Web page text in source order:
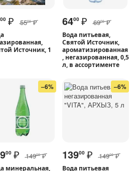
00 ₽ 5500 ₽
Источник, 1
6400 ₽ 6900 ₽
Вода питьевая,
Святой Источник,
ароматизированная
, негазированная, 0,5
л, в ассортименте
–6%
00 ₽ 14900 ₽
минеральная,
–6%
13900 ₽ 14900 ₽
Вода питьевая